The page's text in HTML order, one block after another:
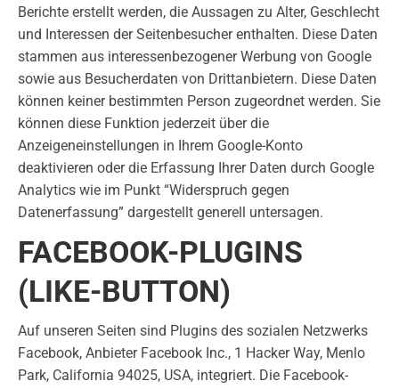
Berichte erstellt werden, die Aussagen zu Alter, Geschlecht
und Interessen der Seitenbesucher enthalten. Diese Daten
stammen aus interessenbezogener Werbung von Google
sowie aus Besucherdaten von Drittanbietern. Diese Daten
können keiner bestimmten Person zugeordnet werden. Sie
können diese Funktion jederzeit über die
Anzeigeneinstellungen in Ihrem Google-Konto
deaktivieren oder die Erfassung Ihrer Daten durch Google
Analytics wie im Punkt “Widerspruch gegen
Datenerfassung” dargestellt generell untersagen.
FACEBOOK-PLUGINS
(LIKE-BUTTON)
Auf unseren Seiten sind Plugins des sozialen Netzwerks
Facebook, Anbieter Facebook Inc., 1 Hacker Way, Menlo
Park, California 94025, USA, integriert. Die Facebook-